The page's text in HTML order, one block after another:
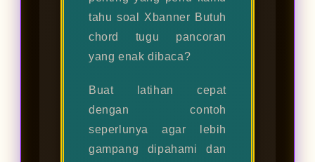
tahu soal Xbanner Butuh
chord tugu pancoran
yang enak dibaca?
Buat latihan cepat
dengan contoh
seperlunya agar lebih
gampang dipahami dan